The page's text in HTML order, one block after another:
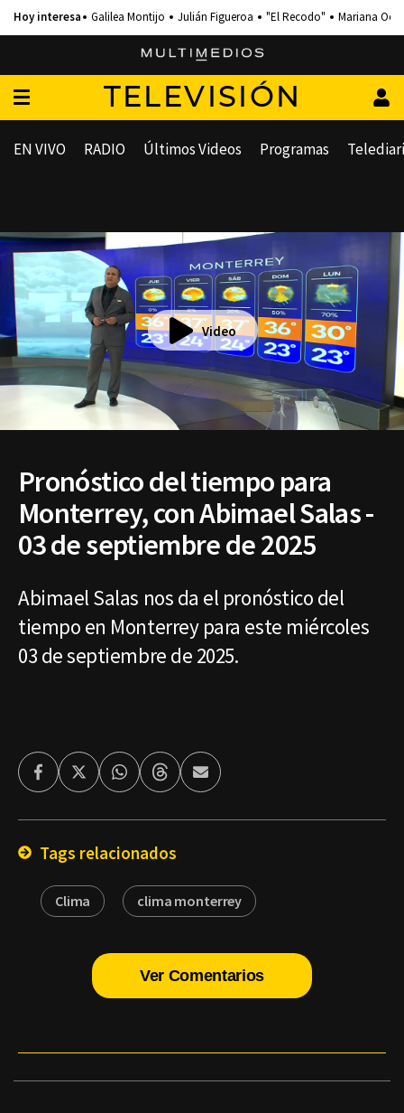
Galilea Montijo Julián Figueroa "El Recodo" Mariana
TELEVISIÓN
EN VIVO RADIO Últimos Videos Programas
Video
Pronóstico del tiempo para
Monterrey, con Abimael Salas -
03 de septiembre de 2025
Abimael Salas nos da el pronóstico del
tiempo en Monterrey para este miércoles
03 de septiembre de 2025.
FacebookTwitterWhatsappThreadsEnviar
por
Tags relacionados
Clima clima monterrey
Ver Comentarios